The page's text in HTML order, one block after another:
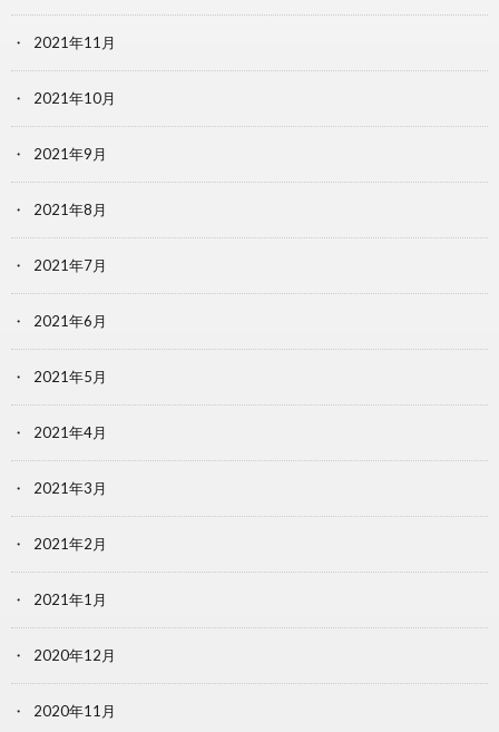
2021年11月
2021年10月
2021年9月
2021年8月
2021年7月
2021年6月
2021年5月
2021年4月
2021年3月
2021年2月
2021年1月
2020年12月
2020年11月